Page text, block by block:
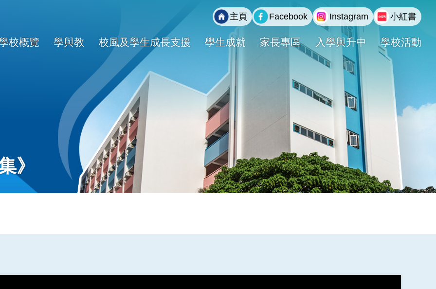
主頁
Facebook Instagram 小紅書
校概覽 學與教 校風及學生成長支援 學生成就 家長專區 入學與升中 學校活動
》